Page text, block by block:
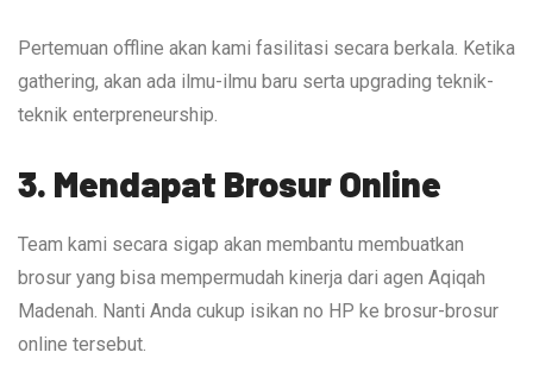
Pertemuan offline akan kami fasilitasi secara berkala. Ketika
gathering, akan ada ilmu-ilmu baru serta upgrading teknik-
teknik enterpreneurship.
3. Mendapat Brosur Online
Team kami secara sigap akan membantu membuatkan
brosur yang bisa mempermudah kinerja dari agen Aqiqah
Madenah. Nanti Anda cukup isikan no HP ke brosur-brosur
online tersebut.